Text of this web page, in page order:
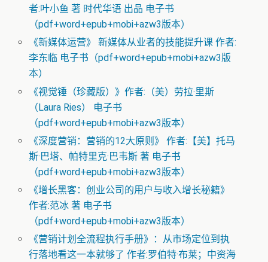
者:叶小鱼 著 时代华语 出品 电子书
（pdf+word+epub+mobi+azw3版本）
《新媒体运营》 新媒体从业者的技能提升课 作者:
李东临 电子书（pdf+word+epub+mobi+azw3版
本）
《视觉锤（珍藏版）》作者:（美）劳拉·里斯
（Laura Ries） 电子书
（pdf+word+epub+mobi+azw3版本）
《深度营销：营销的12大原则》 作者:【美】托马
斯·巴塔、帕特里克·巴韦斯 著 电子书
（pdf+word+epub+mobi+azw3版本）
《增长黑客：创业公司的用户与收入增长秘籍》
作者:范冰 著 电子书
（pdf+word+epub+mobi+azw3版本）
《营销计划全流程执行手册》：从市场定位到执
行落地看这一本就够了 作者:罗伯特·布莱；中资海